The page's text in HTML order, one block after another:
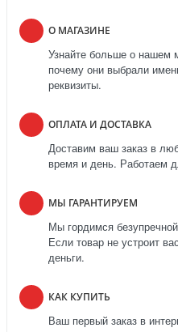
О МАГАЗИНЕ
Узнайте больше о нашем
почему они выбрали
реквизиты.
ОПЛАТА И ДОСТАВКА
Доставим ваш заказ в
время и день. Работаем
МЫ ГАРАНТИРУЕМ
Мы гордимся
Если товар не устроит
деньги.
КАК КУПИТЬ
Ваш первый заказ в